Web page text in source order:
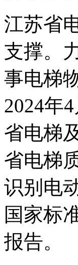
江苏省
支撑。
事电梯
2024年
省电梯
省电梯
识别电
国家标
报告。